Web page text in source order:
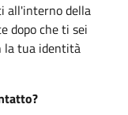
all'interno della
dopo che ti sei
la tua identità